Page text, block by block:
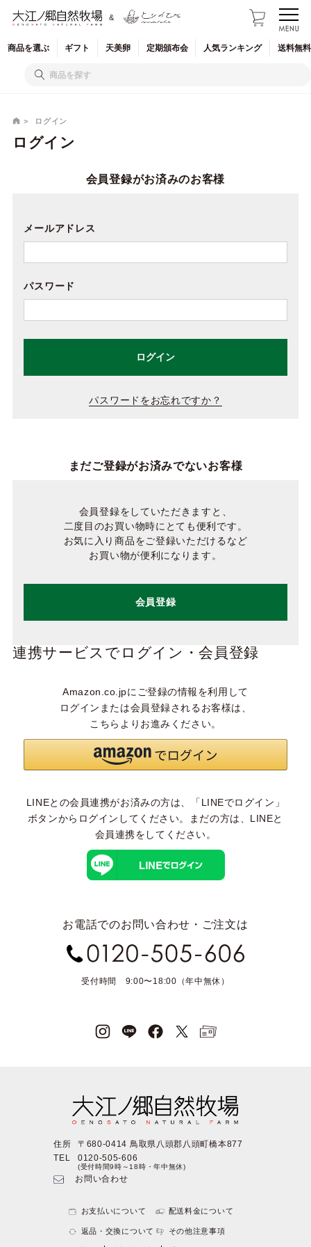
&
商品を選ぶ ギフト 天美卵 定期頒布会 人気ランキング 送料無
ログイン
ログイン
会員登録がお済みのお客様
メールアドレス
パスワード
ログイン
パスワードをお忘れですか？
まだご登録がお済みでないお客様
会員登録をしていただきますと、
二度目のお買い物時にとても便利です。
お気に入り商品をご登録いただけるなど
お買い物が便利になります。
会員登録
連携サービスでログイン・会員登録
Amazon.co.jpにご登録の情報を利用して
ログインまたは会員登録されるお客様は、
こちらよりお進みください。
LINEとの会員連携がお済みの方は、「LINEでログイン」
ボタンからログインしてください。まだの方は、 LINEと
会員連携をしてください。
お電話でのお問い合わせ・ご注文は
受付時間 9:00〜18:00（年中無休）
住所
〒680-0414 鳥取県八頭郡八頭町橋本877
TEL
0120-505-606
(受付時間9時～18時・年中無休)
お問い合わせ
お支払いについて 配送料金について
返品・交換について その他注意事項